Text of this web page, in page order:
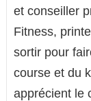
et conseiller
Fitness,
sortir pour
course et du
apprécient le